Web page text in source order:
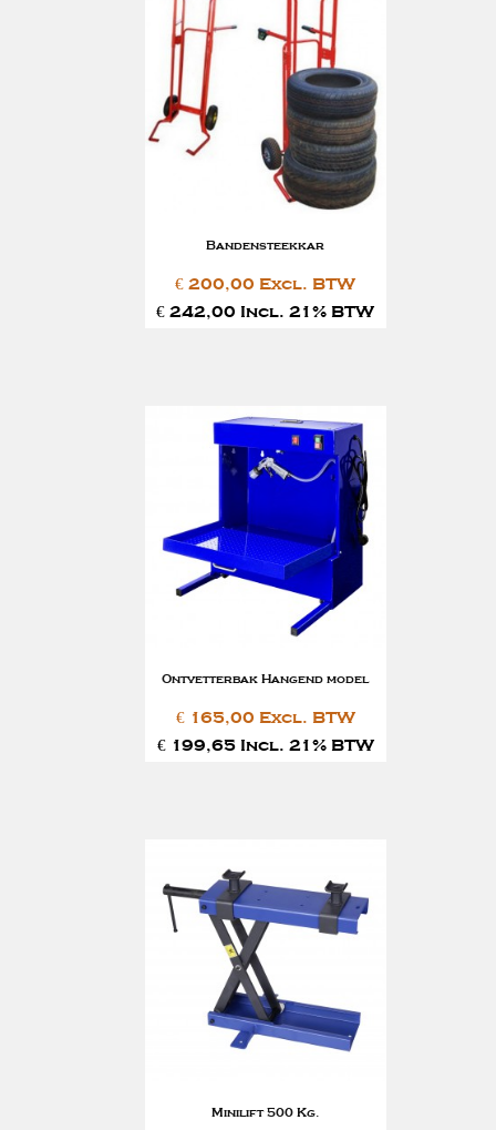
Bandensteekkar
€ 200,00 Excl. BTW
€ 242,00 Incl. 21% BTW
Ontvetterbak Hangend model
€ 165,00 Excl. BTW
€ 199,65 Incl. 21% BTW
Minilift 500 Kg.